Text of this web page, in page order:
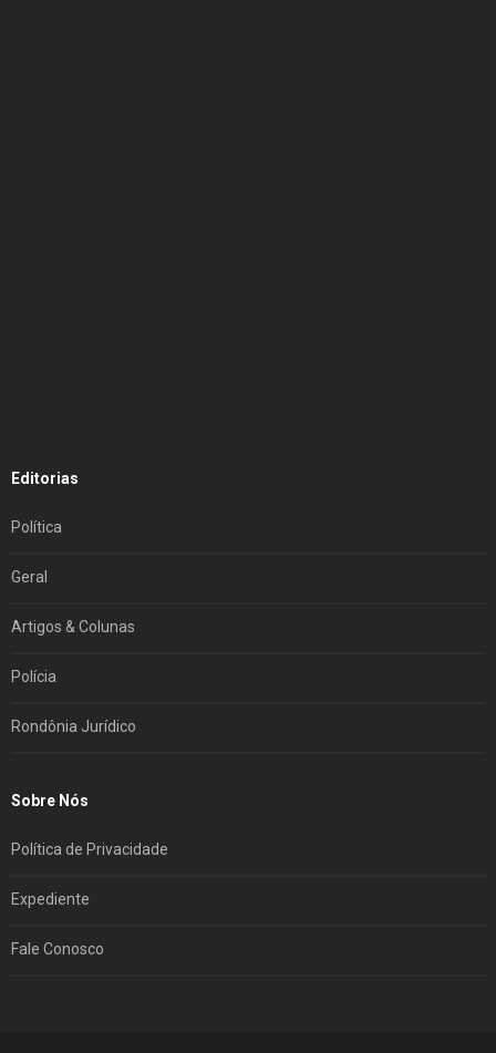
Editorias
Política
Geral
Artigos & Colunas
Polícia
Rondônia Jurídico
Sobre Nós
Política de Privacidade
Expediente
Fale Conosco